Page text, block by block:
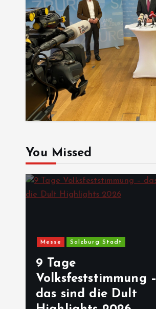
You Missed
Messe Salzburg Stadt
9 Tage
Volksfeststimmung –
das sind die Dult